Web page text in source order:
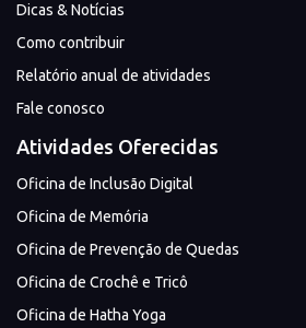
Dicas & Notícias
Como contribuir
Relatório anual de atividades
Fale conosco
Atividades Oferecidas
Oficina de Inclusão Digital
Oficina de Memória
Oficina de Prevenção de Quedas
Oficina de Crochê e Tricô
Oficina de Hatha Yoga